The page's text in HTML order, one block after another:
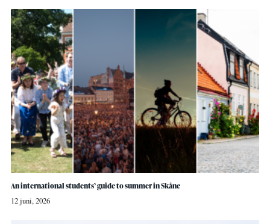
An international students’ guide to summer in Skåne
12 juni, 2026